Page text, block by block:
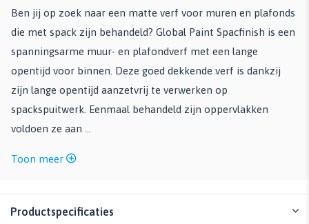
Ben jij op zoek naar een matte verf voor muren en plafonds
die met spack zijn behandeld? Global Paint Spacfinish is een
spanningsarme muur- en plafondverf met een lange
opentijd voor binnen. Deze goed dekkende verf is dankzij
zijn lange opentijd aanzetvrij te verwerken op
spackspuitwerk. Eenmaal behandeld zijn oppervlakken
voldoen ze aan ...
Toon meer
Productspecificaties